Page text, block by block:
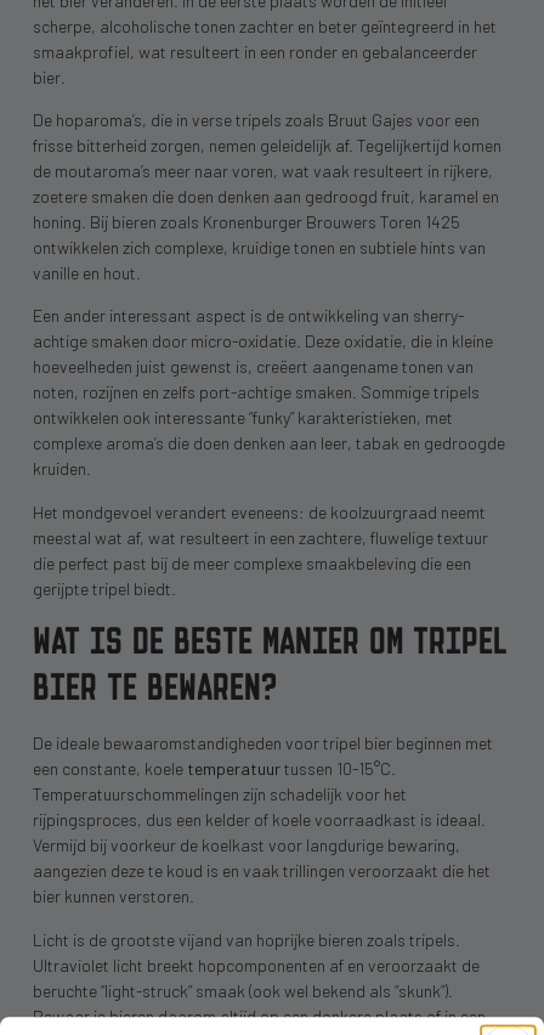
scherpe, alcoholische tonen zachter en beter geïntegreerd in het
smaakprofiel, wat resulteert in een ronder en gebalanceerder
bier.
De hoparoma’s, die in verse tripels zoals Bruut Gajes voor een
frisse bitterheid zorgen, nemen geleidelijk af. Tegelijkertijd komen
de moutaroma’s meer naar voren, wat vaak resulteert in rijkere,
zoetere smaken die doen denken aan gedroogd fruit, karamel en
honing. Bij bieren zoals Kronenburger Brouwers Toren 1425
ontwikkelen zich complexe, kruidige tonen en subtiele hints van
vanille en hout.
Een ander interessant aspect is de ontwikkeling van sherry-
achtige smaken door micro-oxidatie. Deze oxidatie, die in kleine
hoeveelheden juist gewenst is, creëert aangename tonen van
noten, rozijnen en zelfs port-achtige smaken. Sommige tripels
ontwikkelen ook interessante “funky” karakteristieken, met
complexe aroma’s die doen denken aan leer, tabak en gedroogde
kruiden.
Het mondgevoel verandert eveneens: de koolzuurgraad neemt
meestal wat af, wat resulteert in een zachtere, fluwelige textuur
die perfect past bij de meer complexe smaakbeleving die een
gerijpte tripel biedt.
WAT IS DE BESTE MANIER OM TRIPEL
BIER TE BEWAREN?
De ideale bewaaromstandigheden voor tripel bier beginnen met
een constante, koele temperatuurtussen 10-15°C.
Temperatuurschommelingen zijn schadelijk voor het
rijpingsproces, dus een kelder of koele voorraadkast is ideaal.
Vermijd bij voorkeur de koelkast voor langdurige bewaring,
aangezien deze te koud is en vaak trillingen veroorzaakt die het
bier kunnen verstoren.
Licht is de grootste vijand van hoprijke bieren zoals tripels.
Ultraviolet licht breekt hopcomponenten af en veroorzaakt de
beruchte “light-struck” smaak (ook wel bekend als “skunk”).
Bewaar je bieren daarom altijd op een donkere plaats of in een